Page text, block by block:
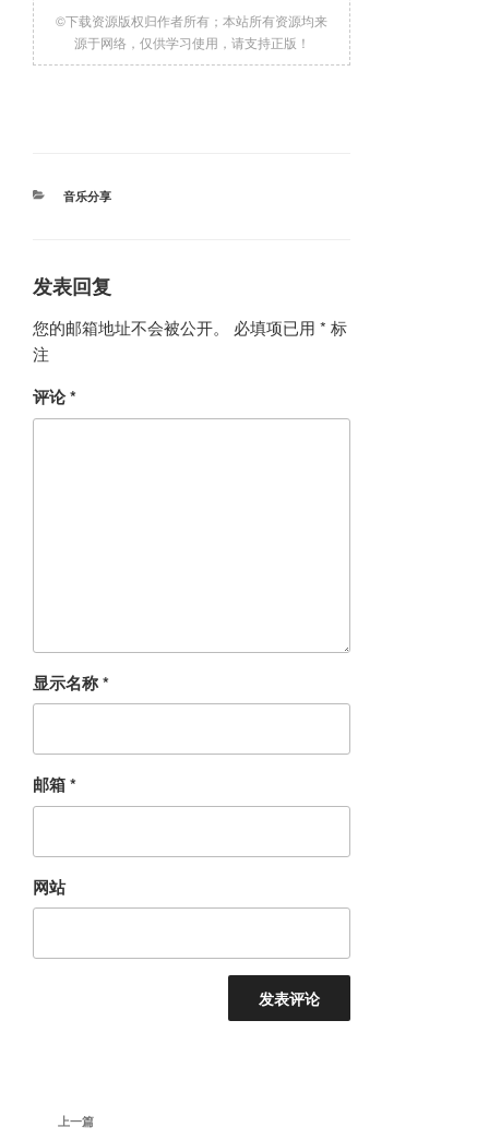
©下载资源版权归作者所有；本站所有资源均来
源于网络，仅供学习使用，请支持正版！
分
音乐分享
发表回复
您的邮箱地址不会被公开。 必填项已用 * 标
注
评论*
显示名称*
邮箱*
网站
上上一篇